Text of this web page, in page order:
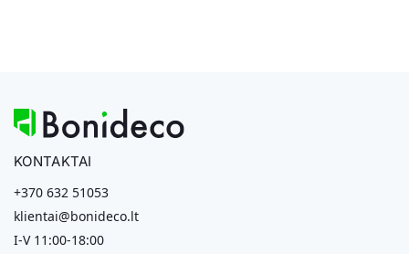
KONTAKTAI
+370 632 51053
klientai@bonideco.lt
I-V 11:00-18:00